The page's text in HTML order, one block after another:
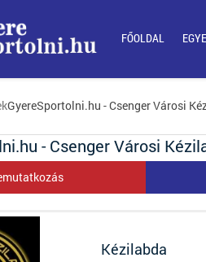
FŐOLDAL
GyereSportolni.hu - Csenger Városi
- Csenger Városi
Kézilabda